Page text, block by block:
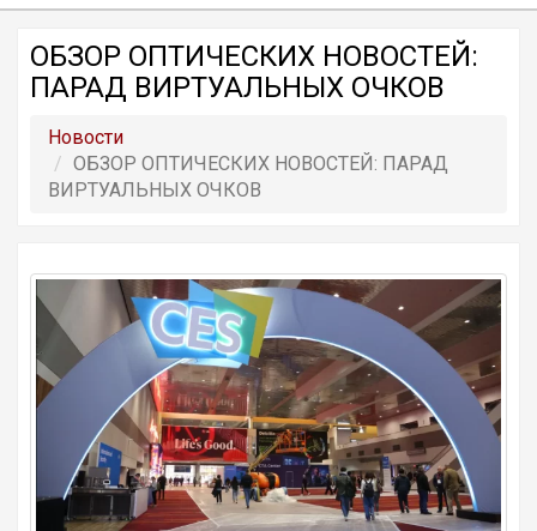
ОБЗОР ОПТИЧЕСКИХ НОВОСТЕЙ:
ПАРАД ВИРТУАЛЬНЫХ ОЧКОВ
Новости
ОБЗОР ОПТИЧЕСКИХ НОВОСТЕЙ: ПАРАД
ВИРТУАЛЬНЫХ ОЧКОВ